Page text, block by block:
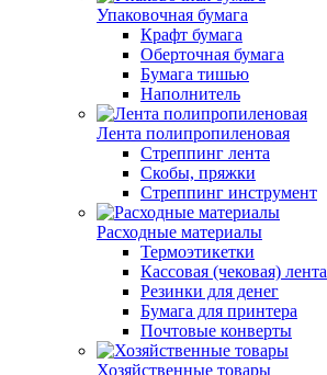
Упаковочная бумага
Крафт бумага
Оберточная бумага
Бумага тишью
Наполнитель
Лента полипропиленовая
Стреппинг лента
Скобы, пряжки
Стреппинг инструмент
Расходные материалы
Термоэтикетки
Кассовая (чековая) лента
Резинки для денег
Бумага для принтера
Почтовые конверты
Хозяйственные товары